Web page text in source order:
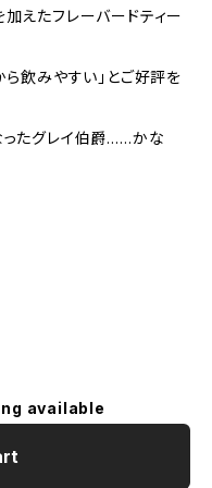
えたフレーバードティー
ら飲みやすい」とご好評を
ったグレイ伯爵……かな
available